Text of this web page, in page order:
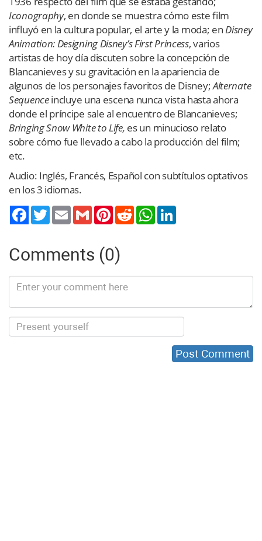
Iconography, en donde se muestra cómo este film
influyó en la cultura popular, el arte y la moda; enDisney
Animation: Designing Disney’s First Princess, varios
artistas de hoy día discuten sobre la concepción de
Blancanieves y su gravitación en la apariencia de
algunos de los personajes favoritos de Disney;Alternate
Sequenceincluye una escena nunca vista hasta ahora
donde el príncipe sale al encuentro de Blancanieves;
Bringing Snow White to Life, es un minucioso relato
sobre cómo fue llevado a cabo la producción del film;
etc.
Audio: Inglés, Francés, Español con subtítulos optativos
en los 3 idiomas.
TwitterEmail Gmail PinterestReddit WhatsApp
Comments (0)